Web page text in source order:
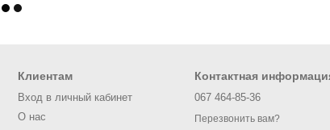
Клиентам
Вход в личный кабинет
О нас
Контактная
067 464-85-36
Перезвонить вам?